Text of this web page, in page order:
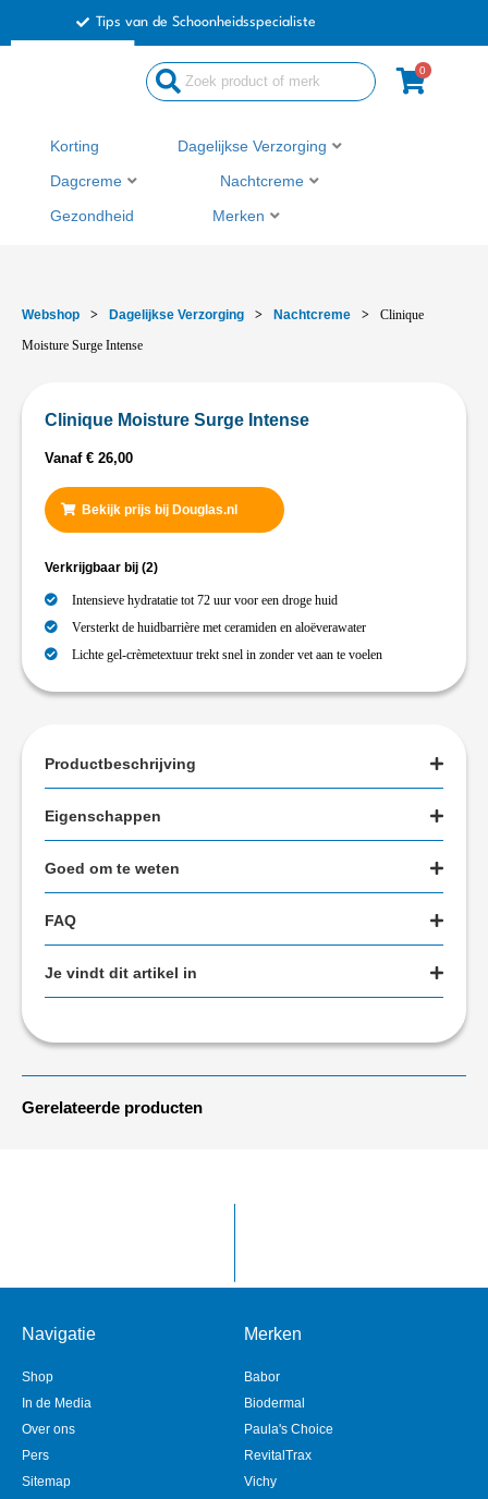
Tips van de Schoonheidsspecialiste
0
Korting Dagelijkse Verzorging
Dagcreme Nachtcreme
Gezondheid Merken
Webshop > Dagelijkse Verzorging > Nachtcreme >
Clinique
Moisture Surge Intense
Clinique Moisture Surge Intense
Vanaf € 26,00
Bekijk prijs bij Douglas.nl
Verkrijgbaar bij (2)
Intensieve hydratatie tot 72 uur voor een droge huid
Versterkt de huidbarrière met ceramiden en aloëverawater
Lichte gel-crèmetextuur trekt snel in zonder vet aan te voelen
Productbeschrijving
Eigenschappen
Goed om te weten
FAQ
Je vindt dit artikel in
Gerelateerde producten
Navigatie
Shop
In de Media
Over ons
Pers
Sitemap
Merken
Babor
Biodermal
Paula's Choice
RevitalTrax
Vichy